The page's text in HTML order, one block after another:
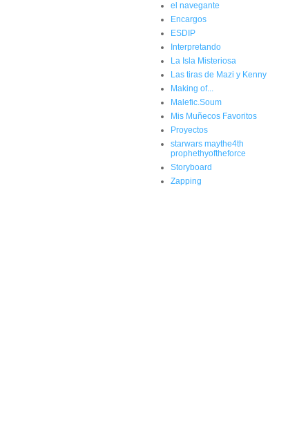
el navegante
Encargos
ESDIP
Interpretando
La Isla Misteriosa
Las tiras de Mazi y Kenny
Making of...
Malefic.Soum
Mis Muñecos Favoritos
Proyectos
starwars maythe4th
prophethyoftheforce
Storyboard
Zapping